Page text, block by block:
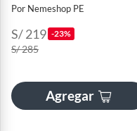
Por Nemeshop PE
S/ 219 -23%
S/ 285
Agregar